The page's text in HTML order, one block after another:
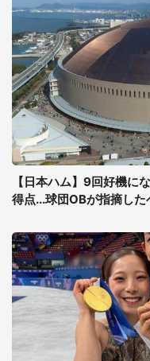
【日本ハム】9回好機に
得点...球団OBが指摘した